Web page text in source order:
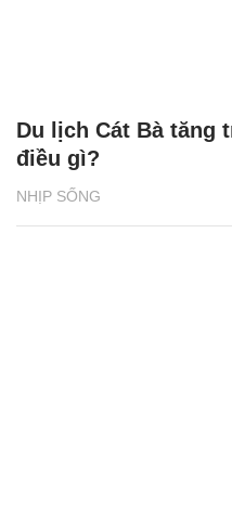
NHỊP SỐNG
Du lịch Cát Bà tăng
điều gì?